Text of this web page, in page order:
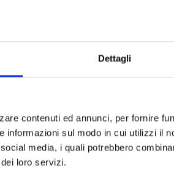
Dettagli
contenuti ed annunci, per fornire
informazioni sul modo in cui utilizzi il
media, i quali potrebbero
loro servizi.
VALVE de las centrales Previdia,
y los dispositivos de extinción,
del